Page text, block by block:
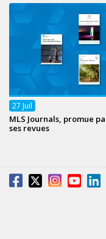
27 Juil
MLS Journals, promue
ses revues